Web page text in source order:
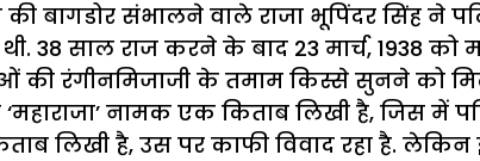
बागडोर संभालने वाले राजा भूपिंदर सिंह ने
38 साल राज करने के बाद 23 मार्च, 1938 को
की रंगीनमिजाजी के तमाम किस्से सुनने को
नामक एक किताब लिखी है, जिस में
लिखी है, उस पर काफी विवाद रहा है.